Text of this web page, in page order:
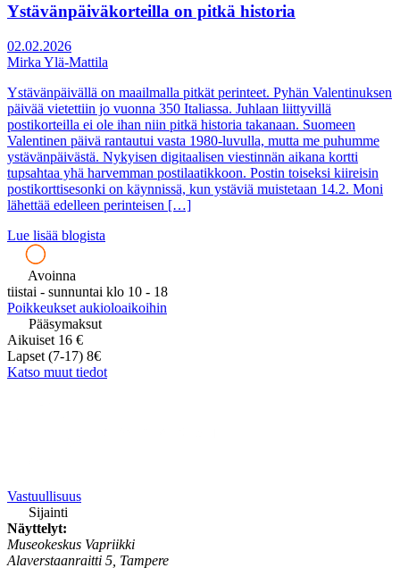
Ystävänpäiväkorteilla on pitkä historia
02.02.2026
Mirka Ylä-Mattila
Ystävänpäivällä on maailmalla pitkät perinteet. Pyhän Valentinuksen
päivää vietettiin jo vuonna 350 Italiassa. Juhlaan liittyvillä
postikorteilla ei ole ihan niin pitkä historia takanaan. Suomeen
Valentinen päivä rantautui vasta 1980-luvulla, mutta me puhumme
ystävänpäivästä. Nykyisen digitaalisen viestinnän aikana kortti
tupsahtaa yhä harvemman postilaatikkoon. Postin toiseksi kiireisin
postikorttisesonki on käynnissä, kun ystäviä muistetaan 14.2. Moni
lähettää edelleen perinteisen […]
Lue lisää blogista
Avoinna
tiistai - sunnuntai klo 10 - 18
Poikkeukset aukioloaikoihin
Pääsymaksut
Aikuiset 16 €
Lapset (7-17) 8€
Katso muut tiedot
Vastuullisuus
Sijainti
Näyttelyt:
Museokeskus Vapriikki
Alaverstaanraitti 5, Tampere